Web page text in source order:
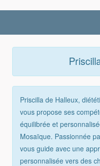
Priscilla de Halleux,
vous propose ses
équilibrée et
Mosaïque. Passionnée
vous guide avec une
personnalisée vers des